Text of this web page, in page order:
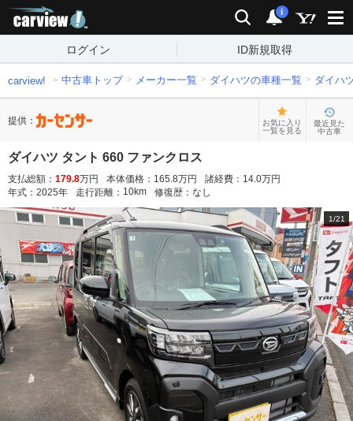
検索 通知
i
ログイン ID新規取得
carview! 中古車トップ メーカー一覧 ダイハツの車種一覧 ダイハ
提供：
お気に入り
一覧を見る
最近見た
中古車
ダイハツ タント 660 ファンクロス
支払総額： 179.8万円 本体価格： 165.8万円 諸経費： 14.0万円
年式： 2025年 走行距離： 10km 修復歴： なし
1/21